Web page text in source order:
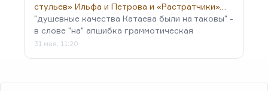
стульев» Ильфа и Петрова и «Растратчики»…
"душевные качества Катаева были на таковы" -
в слове "на" апшибка граммотическая
31 мая, 11:20